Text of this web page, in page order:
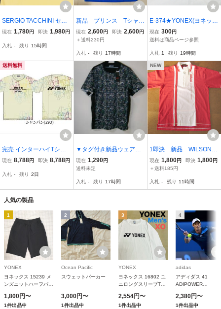
SERGIO TACCHINI セル
ジオタッキーニ テニスウ
ロー Ｌサイズ 新品同
現在 1,780円 即決 1,980円
入札 - 残り 15時間
新品 プリンス Tシャツ
ブルー サイズL L 定価5
500円
現在 2,600円 即決 2,600円
＋送料230円
入札 - 残り 17時間
E-374★YONEX(ヨネック
ス)♪黒色/半袖Tシャツ(L)
★
現在 300円
送料は商品ページ参照
入札 1 残り 19時間
送料無料
完売 インターハイTシャ
ツ ホワイト 人気 O XL YO
レゼント
現在 8,788円 即決 8,788円
入札 - 残り 2日
▼タグ付き新品ウェア処
分！【 スリクソン SRIXO
N ゲームシャツ ブラック
ビッグサイズ 】テニス・
現在 1,290円
送料未定
入札 - 残り 17時間
NEW
1即決 新品 WILSON
(ウイルソン) 半袖ポロシ
ャツ M
現在 1,800円 即決 1,800円
＋送料185円
入札 - 残り 11時間
人気の製品
1
YONEX
ヨネックス 15239 メ
ンズニットハーフパン
ズ S YONEX
1,800円〜
1件出品中
2
Ocean Pacific
スウェットパーカー
3,000円〜
1件出品中
3
YONEX
ヨネックス 16802 ユ
ニロングスリーブTシ
イズ XO YONEX
2,554円〜
1件出品中
4
adidas
アディダス 41
ADIPOWER
ADJ-AG632-
2,380円〜
1件出品中